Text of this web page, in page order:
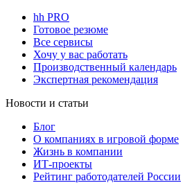
hh PRO
Готовое резюме
Все сервисы
Хочу у вас работать
Производственный календарь
Экспертная рекомендация
Новости и статьи
Блог
О компаниях в игровой форме
Жизнь в компании
ИТ-проекты
Рейтинг работодателей России